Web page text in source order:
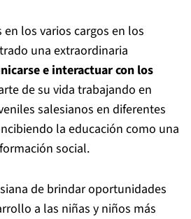
los varios cargos en los
una extraordinaria
e interactuar con los
de su vida trabajando en
salesianos en diferentes
la educación como una
social.
de brindar oportunidades
a las niñas y niños más